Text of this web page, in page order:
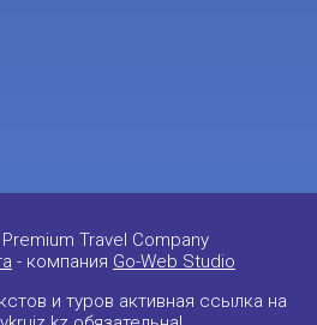
Travel Company
- компания Go-Web Studio
и туров активная ссылка на